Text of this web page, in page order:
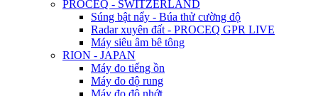
PROCEQ - SWITZERLAND
Súng bật nẩy - Búa thử cường độ
Radar xuyên đất - PROCEQ GPR LIVE
Máy siêu âm bê tông
RION - JAPAN
Máy đo tiếng ồn
Máy đo độ rung
Máy đo độ nhớt